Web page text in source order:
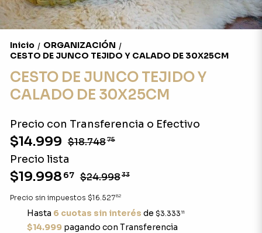
Inicio / ORGANIZACIÓN /
CESTO DE JUNCO TEJIDO Y CALADO DE 30X25CM
CESTO DE JUNCO TEJIDO Y
CALADO DE 30X25CM
Precio con Transferencia o Efectivo
$14.999 $18.74875
Precio lista
$19.998 67 $24.99833
Precio sin impuestos $16.52782
Hasta 6 cuotas sin interés de $3.333 11
$14.999pagando con Transferencia